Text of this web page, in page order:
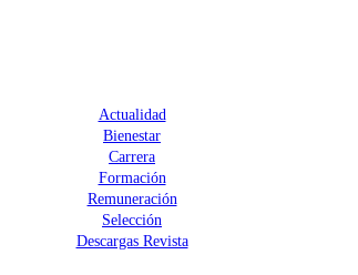
Actualidad
Bienestar
Carrera
Formación
Remuneración
Selección
Descargas Revista